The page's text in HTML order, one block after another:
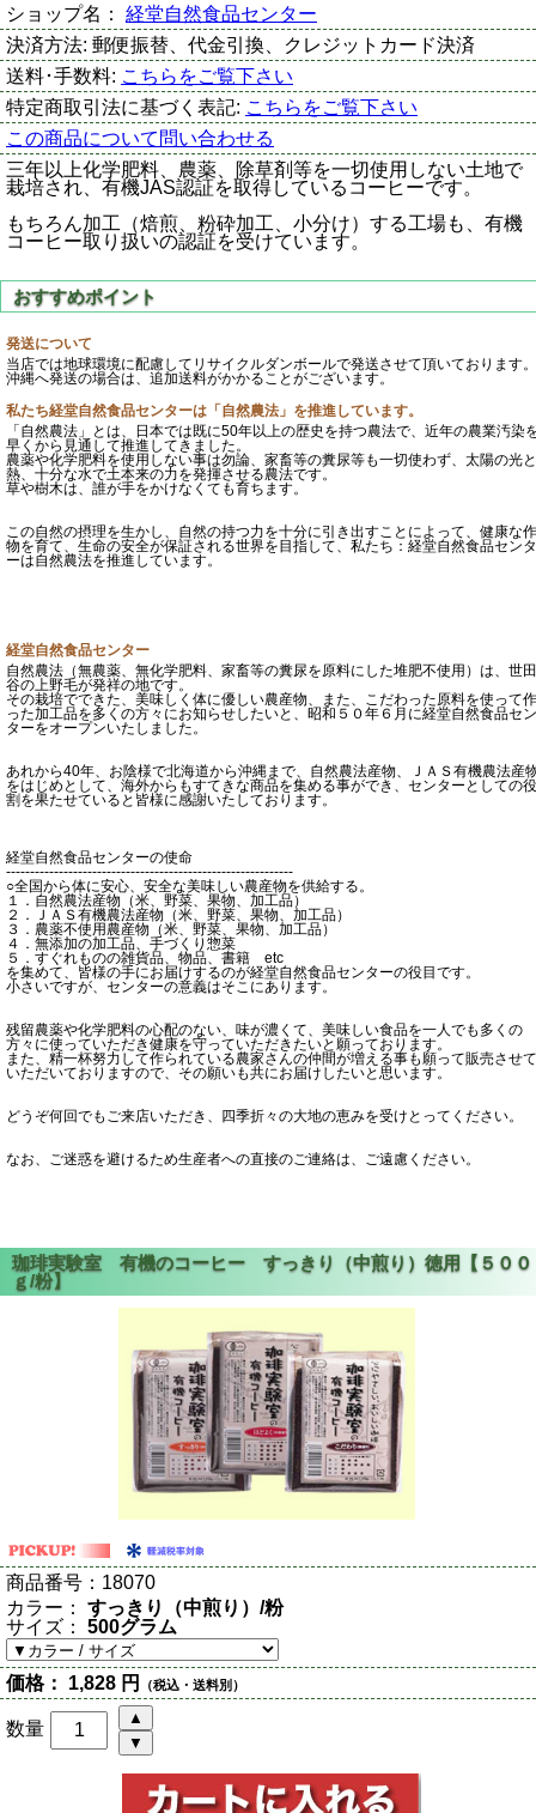
ショップ名： 経堂自然食品センター
決済方法: 郵便振替、代金引換、クレジットカード決済
送料･手数料: こちらをご覧下さい
特定商取引法に基づく表記: こちらをご覧下さい
この商品について問い合わせる
三年以上化学肥料、農薬、除草剤等を一切使用しない土地で
栽培され、有機JAS認証を取得しているコーヒーです。
もちろん加工（焙煎、粉砕加工、小分け）する工場も、有機
コーヒー取り扱いの認証を受けています。
発送について
当店では地球環境に配慮してリサイクルダンボールで発送させて頂いております。
沖縄へ発送の場合は、追加送料がかかることがございます。
私たち経堂自然食品センターは「自然農法」を推進しています。
「自然農法」とは、日本では既に50年以上の歴史を持つ農法で、近年の農業汚染
早くから見通して推進してきました。
農薬や化学肥料を使用しない事は勿論、家畜等の糞尿等も一切使わず、太陽の光と
熱、十分な水で土本来の力を発揮させる農法です。
草や樹木は、誰が手をかけなくても育ちます。
この自然の摂理を生かし、自然の持つ力を十分に引き出すことによって、健康な作
物を育て、生命の安全が保証される世界を目指して、私たち：経堂自然食品センタ
ーは自然農法を推進しています。
経堂自然食品センター
自然農法（無農薬、無化学肥料、家畜等の糞尿を原料にした堆肥不使用）は、世田
谷の上野毛が発祥の地です。
その栽培でできた、美味しく体に優しい農産物、また、こだわった原料を使って作
った加工品を多くの方々にお知らせしたいと、昭和５０年６月に経堂自然食品セン
ターをオープンいたしました。
あれから40年、お陰様で北海道から沖縄まで、自然農法産物、ＪＡＳ有機農法産
をはじめとして、海外からもすてきな商品を集める事ができ、センターとしての役
割を果たせていると皆様に感謝いたしております。
経堂自然食品センターの使命
------------------------------------------------------------
○全国から体に安心、安全な美味しい農産物を供給する。
１．自然農法産物（米、野菜、果物、加工品）
２．ＪＡＳ有機農法産物（米、野菜、果物、加工品）
３．農薬不使用農産物（米、野菜、果物、加工品）
４．無添加の加工品、手づくり惣菜
５．すぐれものの雑貨品、物品、書籍 etc
を集めて、皆様の手にお届けするのが経堂自然食品センターの役目です。
小さいですが、センターの意義はそこにあります。
残留農薬や化学肥料の心配のない、味が濃くて、美味しい食品を一人でも多くの
方々に使っていただき健康を守っていただきたいと願っております。
また、精一杯努力して作られている農家さんの仲間が増える事も願って販売させて
いただいておりますので、その願いも共にお届けしたいと思います。
どうぞ何回でもご来店いただき、四季折々の大地の恵みを受けとってください。
なお、ご迷惑を避けるため生産者への直接のご連絡は、ご遠慮ください。
商品番号： 18070
カラー：
すっきり（中煎り）/粉
サイズ：
500グラム
価格： 1,828 円 （税込・送料別）
数量